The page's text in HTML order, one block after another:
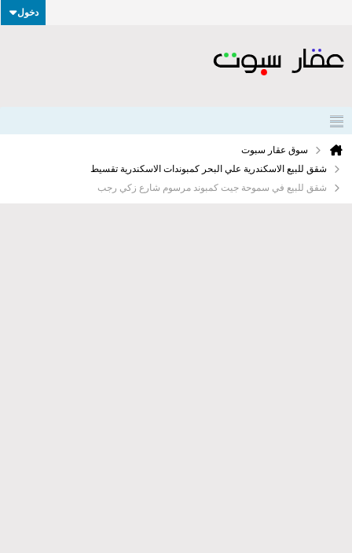
دخول
سوق عقار سبوت
شقق للبيع الاسكندرية علي البحر كمبوندات الاسكندرية تقسيط
شقق للبيع في سموحة جيت كمبوند مرسوم شارع زكي رجب